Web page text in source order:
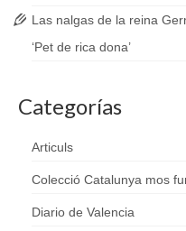
Las nalgas de la reina
‘Pet de rica dona’
Categorías
Articuls
Colecció Catalunya mos
Diario de Valencia